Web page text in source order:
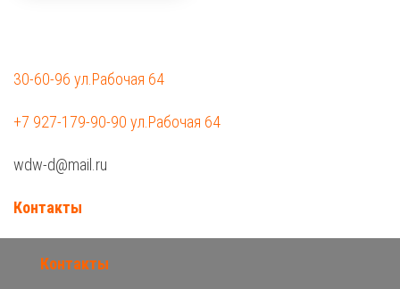
30-60-96 ул.Рабочая 64
+7 927-179-90-90 ул.Рабочая 64
wdw-d@mail.ru
Контакты
Контакты